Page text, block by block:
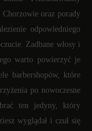
oraz porady
odpowiedniego
Zadbane włosy i
warto powierzyć je
barbershopów, które
po nowoczesne
ten jedyny, który
wyglądał i czuł się